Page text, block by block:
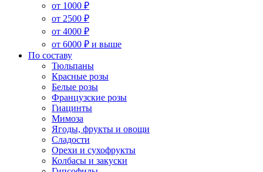
от 1000 ₽
от 2500 ₽
от 4000 ₽
от 6000 ₽ и выше
По составу
Тюльпаны
Красные розы
Белые розы
Французские розы
Гиацинты
Мимоза
Ягоды, фрукты и овощи
Сладости
Орехи и сухофрукты
Колбасы и закуски